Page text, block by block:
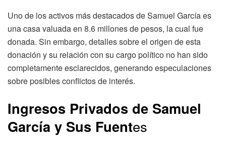
Uno de los activos más destacados de Samuel García es
una casa valuada en 8.6 millones de pesos, la cual fue
donada. Sin embargo, detalles sobre el origen de esta
donación y su relación con su cargo político no han sido
completamente esclarecidos, generando especulaciones
sobre posibles conflictos de interés.
Ingresos Privados de Samuel
García y Sus Fuentes